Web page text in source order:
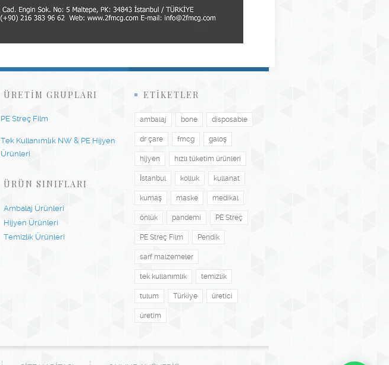
ÜRETIM GRUPLARI
PE Streç Film
Tek Kullanımlık NW & PE Hijyen
Ürünleri
ÜRÜN SINIFLARI
Ambalaj Ürünleri
Hijyen Ürünleri
Temizlik Ürünleri
ETİKETLER
ambalaj bone disposable
dr çare fmcg galoş
hijyen hızlı tüketim ürünleri
İstanbul kolluk kullanat
kumaş maske medikal
önlük pandemi PE Streç
PE Streç Film Pendik
sarf malzemeler
tek kullanımlık temizlik
tulum Türkiye üretici
üretim